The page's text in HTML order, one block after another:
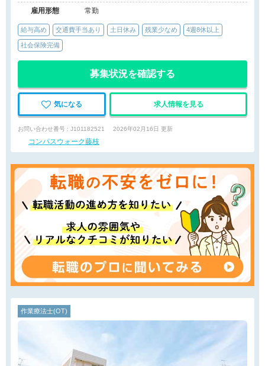
雇用形態
常勤
給与高め 交通費手当あり 土日休み 残業少なめ 4週8休以上
社会保険完備
募集状況を確認する
気になる 求人情報を見る
お問い合わせ番号 : J101182521 2026年02月16日 更新
コンパスウォーク藤枝
作業療法士(OT)